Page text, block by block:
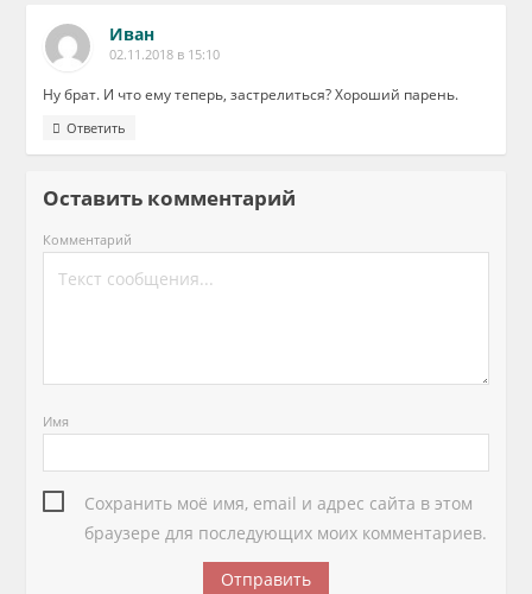
Иван
02.11.2018 в 15:10
Ну брат. И что ему теперь, застрелиться? Хороший парень.
Ответить
Оставить комментарий
Комментарий
Имя
Сохранить моё имя, email и адрес сайта в этом
браузере для последующих моих комментариев.